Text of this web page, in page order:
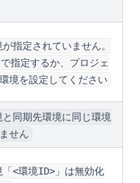
指定されていません。
定するか、プロジェ
境を設定してください
と同期先環境に同じ環境
せん
「<環境ID>」は無効化